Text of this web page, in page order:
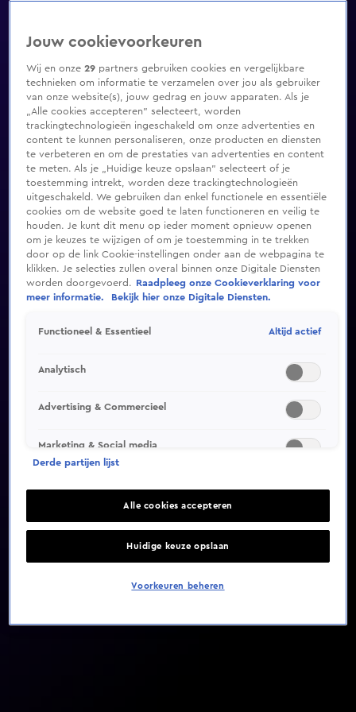
Video helaas niet gevonden
Jouw cookievoorkeuren
Wij en onze29 partners gebruiken cookies en vergelijkbare
technieken om informatie te verzamelen over jou als gebruiker
van onze website(s), jouw gedrag en jouw apparaten. Als je
„Alle cookies accepteren” selecteert, worden
trackingtechnologieën ingeschakeld om onze advertenties en
content te kunnen personaliseren, onze producten en diensten
te verbeteren en om de prestaties van advertenties en content
te meten. Als je „Huidige keuze opslaan” selecteert of je
toestemming intrekt, worden deze trackingtechnologieën
uitgeschakeld. We gebruiken dan enkel functionele en essentiële
cookies om de website goed te laten functioneren en veilig te
houden. Je kunt dit menu op ieder moment opnieuw openen
om je keuzes te wijzigen of om je toestemming in te trekken
door op de link Cookie-instellingen onder aan de webpagina te
klikken. Je selecties zullen overal binnen onze Digitale Diensten
worden doorgevoerd.
Raadpleeg onze Cookieverklaring voor
meer informatie.
Bekijk hier onze Digitale Diensten.
Functioneel & Essentieel Altijd actief
Analytisch
Advertising & Commercieel
Marketing & Social media
Derde partijen lijst
Alle cookies accepteren
Huidige keuze opslaan
Voorkeuren beheren